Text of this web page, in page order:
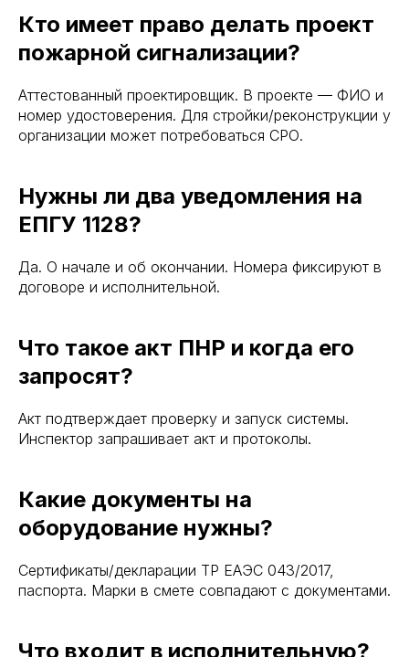
Кто имеет право делать проект
пожарной сигнализации?
Аттестованный проектировщик. В проекте — ФИО и
номер удостоверения. Для стройки/реконструкции у
организации может потребоваться СРО.
Нужны ли два уведомления на
ЕПГУ 1128?
Да. О начале и об окончании. Номера фиксируют в
договоре и исполнительной.
Что такое акт ПНР и когда его
запросят?
Акт подтверждает проверку и запуск системы.
Инспектор запрашивает акт и протоколы.
Какие документы на
оборудование нужны?
Сертификаты/декларации ТР ЕАЭС 043/2017,
паспорта. Марки в смете совпадают с документами.
Что входит в исполнительную?